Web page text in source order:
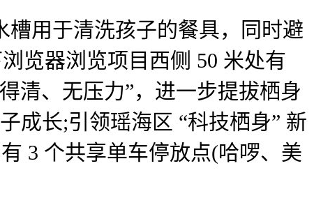
用于清洗孩子的餐具，同时避
览器浏览项目西侧 50 米处有
清、无压力”，进一步提拔栖身
成长;引领瑶海区 “科技栖身” 新
3 个共享单车停放点(哈啰、美